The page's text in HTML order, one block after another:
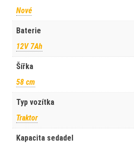
Nové
Baterie
12V 7Ah
Šířka
58 cm
Typ vozítka
Traktor
Kapacita sedadel